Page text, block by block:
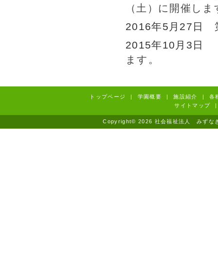
（土）に開催しま
2016年5月27日
2015年10月3日
ます。
トップページ | 学園概要 | 施設紹介 |
各
サイトマップ
|
Copyright© 2026 社会福祉法人 み